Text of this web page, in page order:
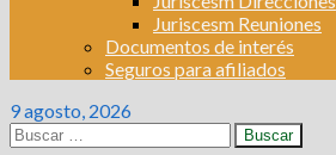
Juriscesm Reuniones
Documentos de interés
Seguros para afiliados
9 agosto, 2026
Buscar: